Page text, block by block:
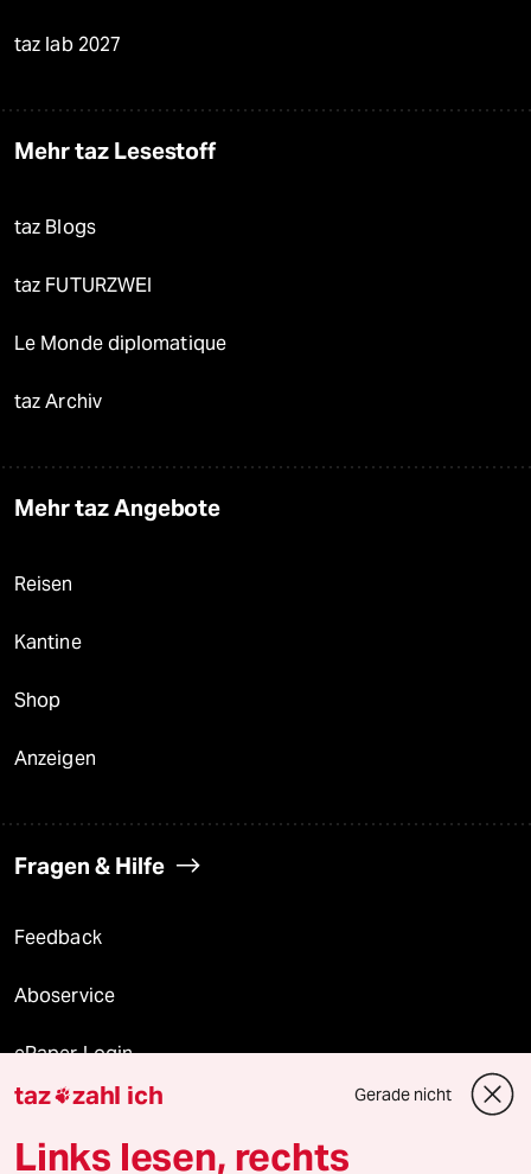
taz lab 2027
Mehr taz Lesestoff
taz Blogs
taz FUTURZWEI
Le Monde diplomatique
taz Archiv
Mehr taz Angebote
Reisen
Kantine
Shop
Anzeigen
Fragen & Hilfe
Feedback
Aboservice
ePaper Login
Downloads für Abonnierende
taz zahl ich Gerade nicht
Links lesen, rechts